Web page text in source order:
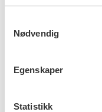
Nødvendig
Egenskaper
Statistikk